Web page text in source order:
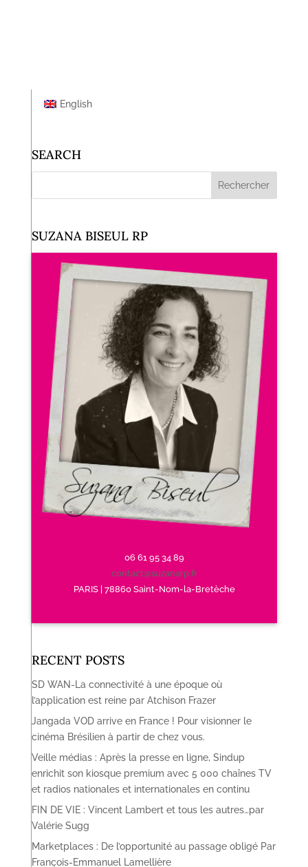
English
SEARCH
SUZANA BISEUL RP
06 61 95 34 89
contact@suzanarp.fr
PARIS | 78860 Saint-Nom-la-Bretèche
RECENT POSTS
SD WAN-La connectivité à une époque où
l’application est reine par Atchison Frazer
Jangada VOD arrive en France ! Pour visionner le
cinéma Brésilien à partir de chez vous.
Veille médias : Après la presse en ligne, Sindup
enrichit son kiosque premium avec 5 000 chaînes TV
et radios nationales et internationales en continu
FIN DE VIE : Vincent Lambert et tous les autres…par
Valérie Sugg
Marketplaces : De l’opportunité au passage obligé Par
François-Emmanuel Lamellière